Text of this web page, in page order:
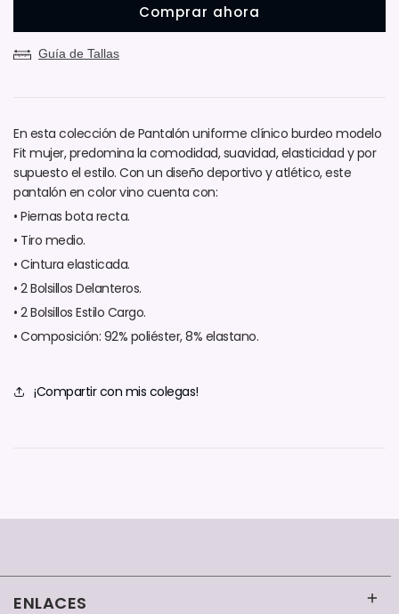
Mujer
Burdeo
Mujer
Comprar ahora
Guía de Tallas
En esta colección de Pantalón uniforme clínico burdeo modelo
Fit mujer, predomina la comodidad, suavidad, elasticidad y por
supuesto el estilo. Con un diseño deportivo y atlético, este
pantalón en color vino cuenta con:
• Piernas bota recta.
• Tiro medio.
• Cintura elasticada.
• 2 Bolsillos Delanteros.
• 2 Bolsillos Estilo Cargo.
• Composición: 92% poliéster, 8% elastano.
¡Compartir con mis colegas!
ENLACES